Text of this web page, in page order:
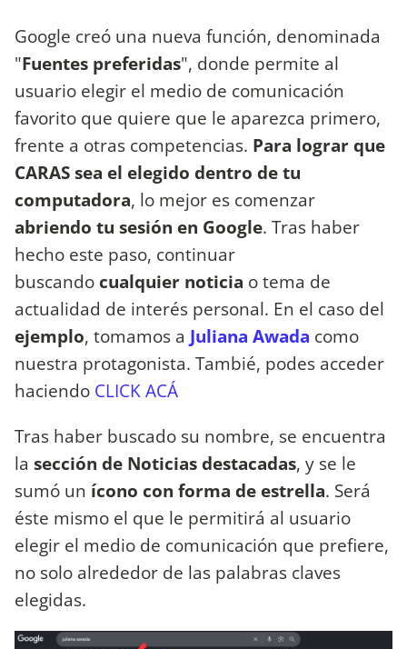
Google creó una nueva función, denominada
"Fuentes preferidas", donde permite al
usuario elegir el medio de comunicación
favorito que quiere que le aparezca primero,
frente a otras competencias. Para lograr que
CARAS sea el elegido dentro de tu
computadora, lo mejor es comenzar
abriendo tu sesión en Google. Tras haber
hecho este paso, continuar
buscando cualquier noticia o tema de
actualidad de interés personal. En el caso del
ejemplo, tomamos a Juliana Awada como
nuestra protagonista. Tambié, podes acceder
haciendo CLICK ACÁ
Tras haber buscado su nombre, se encuentra
la sección de Noticias destacadas, y se le
sumó un ícono con forma de estrella. Será
éste mismo el que le permitirá al usuario
elegir el medio de comunicación que prefiere,
no solo alrededor de las palabras claves
elegidas.